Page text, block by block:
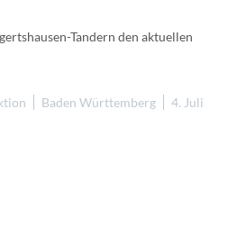
Tandern den aktuellen
Baden Württemberg
4. Juli